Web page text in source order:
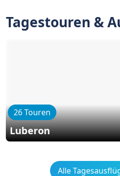
Tagestouren &
26 Touren
Luberon
Alle